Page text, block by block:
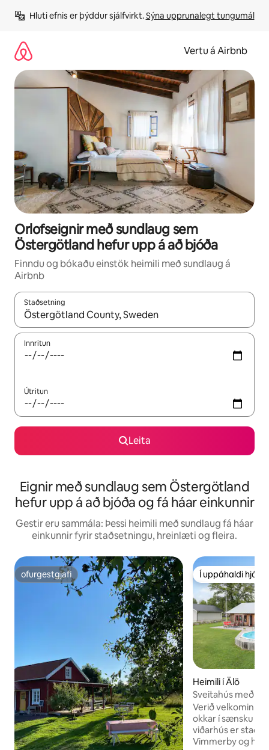
beint
Hluti efnis er þýddur sjálfvirkt. Sýna upprunalegt tungumál
Vertu á Airbnb
Orlofseignir með sundlaug sem
Östergötland hefur upp á að bjóða
Finndu og bókaðu einstök heimili með sundlaug á
Airbnb
Staðsetning
Þegar niðurstöður liggja fyrir skaltu nota upp og niður
Innritun
Útritun
Leita
Eignir með sundlaug sem Östergötland
hefur upp á að bjóða og fá háar einkunnir
Gestir eru sammála: Þessi heimili með sundlaug fá háar
einkunnir fyrir staðsetningu, hreinlæti og fleira.
ofurgestgjafi
ofurgestgjafi Í uppáhaldi hjá
Í uppáhaldi hjá
Heimili í Älö
Sveitahús með
vatnið nálægt
Verið velkomin í
okkar í sænsku
viðarhús er
Vimmerby og